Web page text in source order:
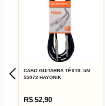
CABO GUITARRA TÊXTIL 5M
55073 HAYONIK
R$ 52,90